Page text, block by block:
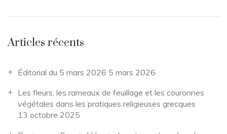
Articles récents
Éditorial du 5 mars 2026 5 mars 2026
Les fleurs, les rameaux de feuillage et les couronnes
végétales dans les pratiques religieuses grecques
13 octobre 2025